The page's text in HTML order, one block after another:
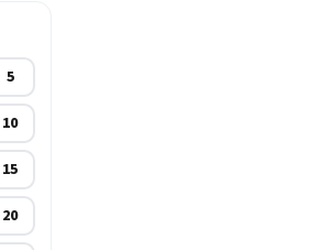
5
10
15
20